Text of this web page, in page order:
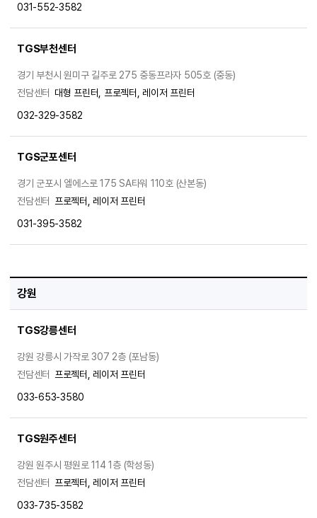
031-552-3582
TGS부천센터
경기 부천시 원미구 길주로 275 중동프라자 505호 (중동)
전담센터
대형 프린터, 프로젝터, 레이저 프린터
032-329-3582
TGS군포센터
경기 군포시 엘에스로 175 SA타워 110호 (산본동)
전담센터
프로젝터, 레이저 프린터
031-395-3582
강원
TGS강릉센터
강원 강릉시 가작로 307 2층 (포남동)
전담센터
프로젝터, 레이저 프린터
033-653-3580
TGS원주센터
강원 원주시 평원로 114 1층 (학성동)
전담센터
프로젝터, 레이저 프린터
033-735-3582